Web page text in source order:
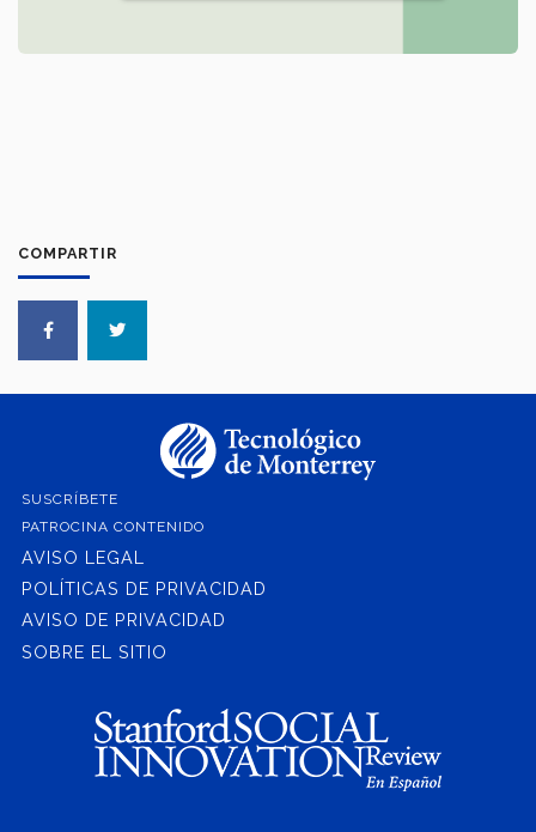
COMPARTIR
SUSCRÍBETE
PATROCINA CONTENIDO
AVISO LEGAL
POLÍTICAS DE PRIVACIDAD
AVISO DE PRIVACIDAD
SOBRE EL SITIO